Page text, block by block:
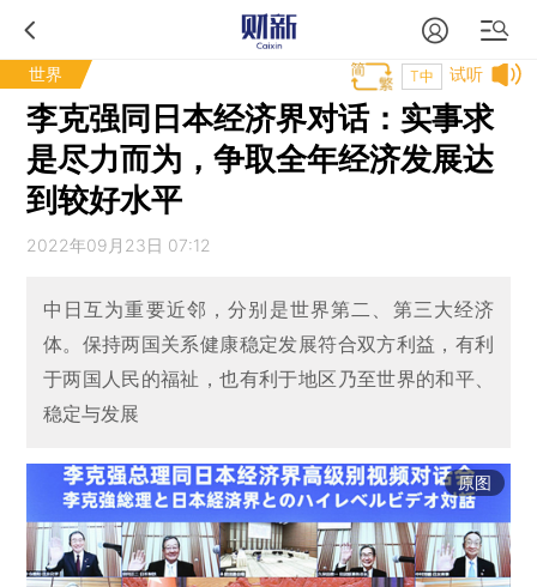
世界 试听
T中
李克强同日本经济界对话：实事求
是尽力而为，争取全年经济发展达
到较好水平
2022年09月23日 07:12
中日互为重要近邻，分别是世界第二、第三大经济
体。保持两国关系健康稳定发展符合双方利益，有利
于两国人民的福祉，也有利于地区乃至世界的和平、
稳定与发展
原图